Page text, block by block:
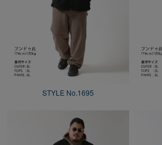
STYLE No.1695